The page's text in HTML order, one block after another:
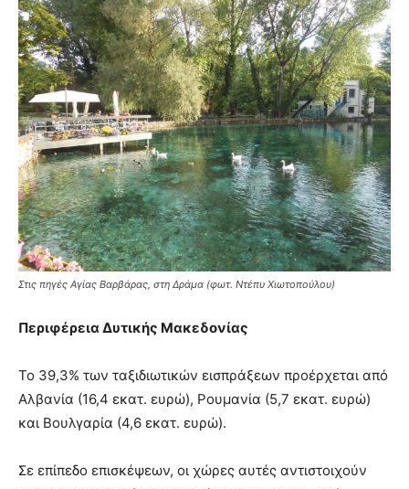
Στις πηγές Αγίας Βαρβάρας, στη Δράμα (φωτ. Ντέπυ Χιωτοπούλου)
Περιφέρεια Δυτικής Μακεδονίας
Το 39,3% των ταξιδιωτικών εισπράξεων προέρχεται από
Αλβανία (16,4 εκατ. ευρώ), Ρουμανία (5,7 εκατ. ευρώ)
και Βουλγαρία (4,6 εκατ. ευρώ).
Σε επίπεδο επισκέψεων, οι χώρες αυτές αντιστοιχούν